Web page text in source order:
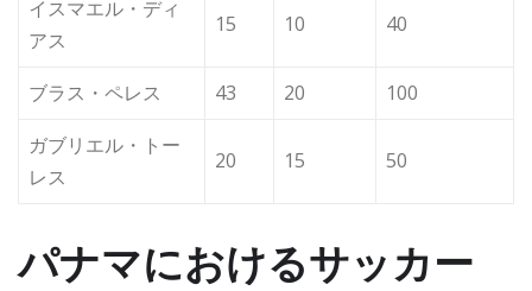
イスマエル・ディ
アス
15 10 40
ブラス・ペレス 43 20
100
ガブリエル・トー
レス
20 15 50
パナマにおけるサッカー